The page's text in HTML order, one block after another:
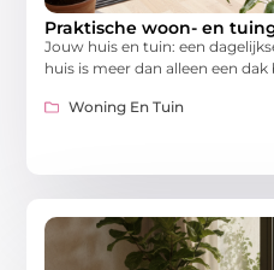
Praktische woon- en
Jouw huis en tuin: een
huis is meer dan alleen een
Woning En Tuin